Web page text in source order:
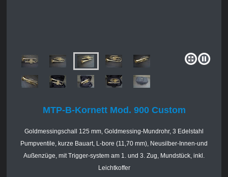
MTP-B-Kornett Mod. 900 Custom
Goldmessingschall 125 mm, Goldmessing-Mundrohr, 3 Edelstahl
Pumpventile, kurze Bauart, L-bore (11,70 mm), Neusilber-Innen-und
Außenzüge, mit Trigger-system am 1. und 3. Zug, Mundstück, inkl.
Leichtkoffer